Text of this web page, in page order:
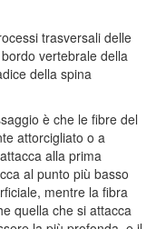
trasversali delle
vertebrale della
della spina
è che le fibre del
attorcigliato o a
alla prima
al punto più basso
mentre la fibra
quella che si attacca